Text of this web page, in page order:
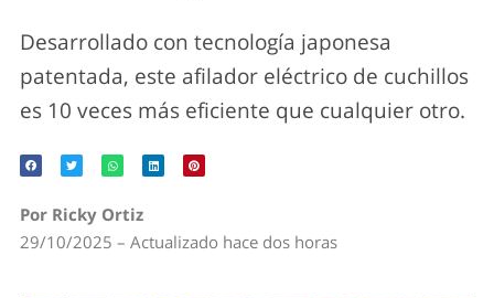
Desarrollado con tecnología japonesa
patentada, este afilador eléctrico de cuchillos
es 10 veces más eficiente que cualquier otro.
Por Ricky Ortiz
29/10/2025 – Actualizado hace dos horas